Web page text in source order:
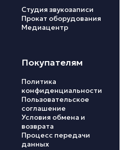
Студия звукозаписи
Прокат оборудования
Медиацентр
Покупателям
Политика
конфиденциальности
Пользовательское
соглашение
Условия обмена и
возврата
Процесс передачи
данных